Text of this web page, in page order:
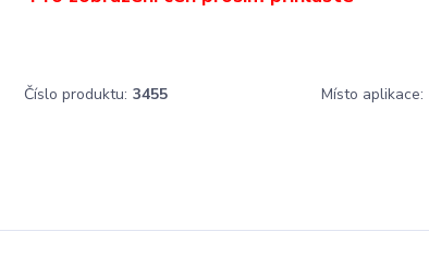
Číslo produktu: 3455 Místo aplikace: